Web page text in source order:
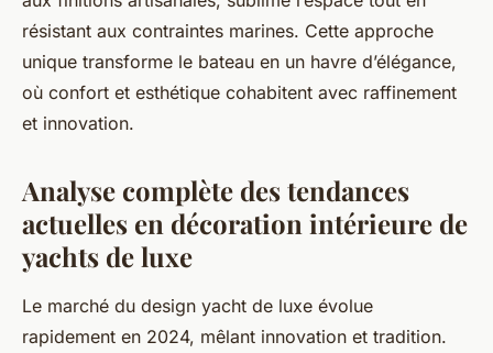
résistant aux contraintes marines. Cette approche
unique transforme le bateau en un havre d’élégance,
où confort et esthétique cohabitent avec raffinement
et innovation.
Analyse complète des tendances
actuelles en décoration intérieure de
yachts de luxe
Le marché du design yacht de luxe évolue
rapidement en 2024, mêlant innovation et tradition.